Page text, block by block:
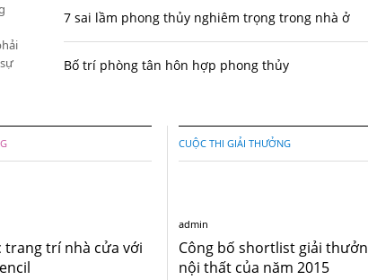
7 sai lầm phong thủy nghiêm trọng trong nhà ở
Bố trí phòng tân hôn hợp phong thủy
trang trí nhà cửa với
CUỘC THI GIẢI THƯỞNG
admin
Công bố shortlist giải
nội thất của năm 2015